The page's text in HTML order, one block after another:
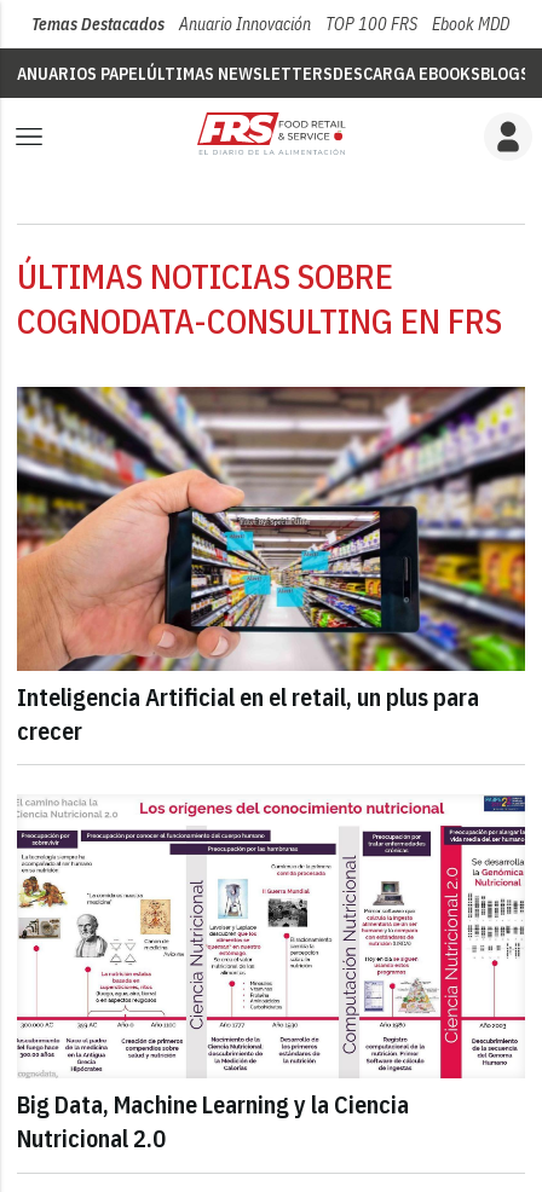
Temas Destacados Anuario Innovación TOP 100 FRS Ebook MDD
ANUARIOS PAPELÚLTIMAS NEWSLETTERSDESCARGA EBOOKSBLOGS
ÚLTIMAS NOTICIAS SOBRE
COGNODATA-CONSULTING EN FRS
Inteligencia Artificial en el retail, un plus para
crecer
Big Data, Machine Learning y la Ciencia
Nutricional 2.0